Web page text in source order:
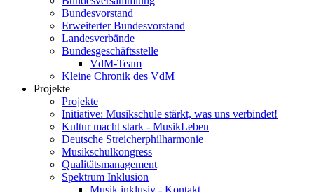
Bundesvorstand
Erweiterter Bundesvorstand
Landesverbände
Bundesgeschäftsstelle
VdM-Team
Kleine Chronik des VdM
Projekte
Projekte
Initiative: Musikschule stärkt, was uns verbindet!
Kultur macht stark - MusikLeben
Deutsche Streicherphilharmonie
Musikschulkongress
Qualitätsmanagement
Spektrum Inklusion
Musik inklusiv - Kontakt